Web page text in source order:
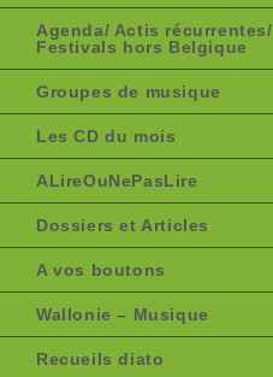
Agenda/ Actis récurrentes/
Festivals hors Belgique
Groupes de musique
Les CD du mois
ALireOuNePasLire
Dossiers et Articles
A vos boutons
Wallonie – Musique
Recueils diato